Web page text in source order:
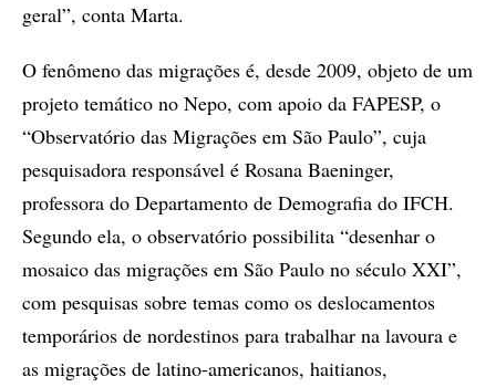
geral”, conta Marta.
O fenômeno das migrações é, desde 2009, objeto de um
projeto temático no Nepo, com apoio da FAPESP, o
“Observatório das Migrações em São Paulo”, cuja
pesquisadora responsável é Rosana Baeninger,
professora do Departamento de Demografia do IFCH.
Segundo ela, o observatório possibilita “desenhar o
mosaico das migrações em São Paulo no século XXI”,
com pesquisas sobre temas como os deslocamentos
temporários de nordestinos para trabalhar na lavoura e
as migrações de latino-americanos, haitianos,